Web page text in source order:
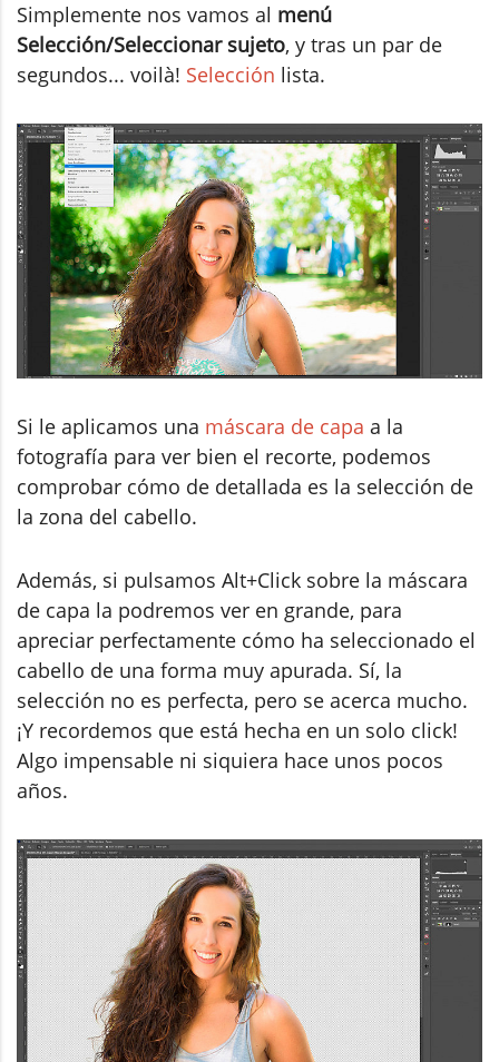
Simplemente nos vamos al menú
Selección/Seleccionar sujeto, y tras un par de
segundos... voilà! Selección lista.
Si le aplicamos una máscara de capa a la
fotografía para ver bien el recorte, podemos
comprobar cómo de detallada es la selección de
la zona del cabello.
Además, si pulsamos Alt+Click sobre la máscara
de capa la podremos ver en grande, para
apreciar perfectamente cómo ha seleccionado el
cabello de una forma muy apurada. Sí, la
selección no es perfecta, pero se acerca mucho.
¡Y recordemos que está hecha en un solo click!
Algo impensable ni siquiera hace unos pocos
años.